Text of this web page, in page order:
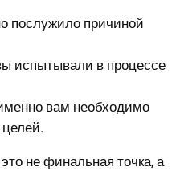
послужило причиной
испытывали в процессе
вам необходимо
не финальная точка, а